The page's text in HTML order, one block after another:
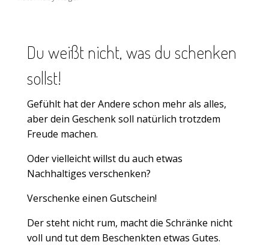
Du weißt nicht, was du schenken
sollst!
Gefühlt hat der Andere schon mehr als alles,
aber dein Geschenk soll natürlich trotzdem
Freude machen.
Oder vielleicht willst du auch etwas
Nachhaltiges verschenken?
Verschenke einen Gutschein!
Der steht nicht rum, macht die Schränke nicht
voll und tut dem Beschenkten etwas Gutes.